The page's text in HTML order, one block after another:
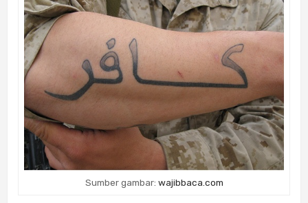
Sumber gambar: wajibbaca.com